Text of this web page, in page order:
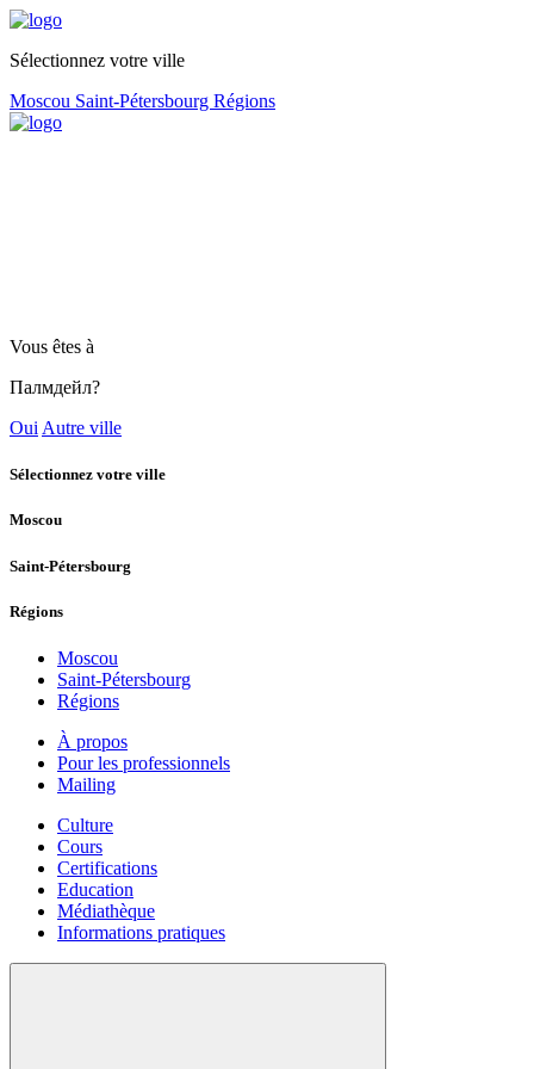
Sélectionnez votre ville
Moscou Saint-Pétersbourg Régions
Vous êtes à
Палмдейл?
Oui Autre ville
Sélectionnez votre ville
Moscou
Saint-Pétersbourg
Régions
Moscou
Saint-Pétersbourg
Régions
À propos
Pour les professionnels
Mailing
Culture
Cours
Certifications
Education
Médiathèque
Informations pratiques